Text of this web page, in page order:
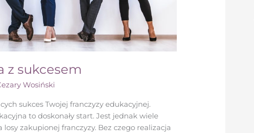
z sukcesem
Wosiński
sukces Twojej franczyzy edukacyjnej.
to doskonały start. Jest jednak wiele
zakupionej franczyzy. Bez czego realizacja